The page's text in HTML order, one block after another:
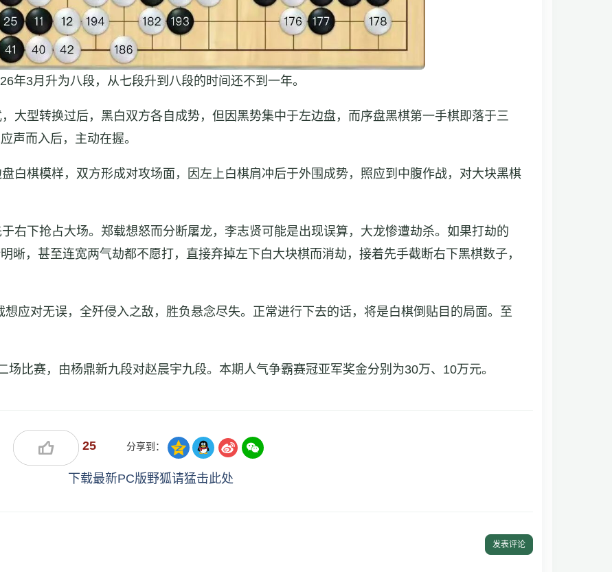
3月升为八段，从七段升到八段的时间还不到一年。
大型转换过后，黑白双方各自成势，但因黑势集中于左边盘，而序盘黑棋第一手棋即落于三
声而入后，主动在握。
白棋模样，双方形成对攻场面，因左上白棋肩冲后于外围成势，照应到中腹作战，对大块黑棋
右下抢占大场。郑载想怒而分断屠龙，李志贤可能是出现误算，大龙惨遭劫杀。如果打劫的
晰，甚至连宽两气劫都不愿打，直接弃掉左下白大块棋而消劫，接着先手截断右下黑棋数子，
应对无误，全歼侵入之敌，胜负悬念尽失。正常进行下去的话，将是白棋倒贴目的局面。至
比赛，由杨鼎新九段对赵晨宇九段。本期人气争霸赛冠亚军奖金分别为30万、10万元。
25 分享到：
下载最新PC版野狐请猛击此处
发表评论